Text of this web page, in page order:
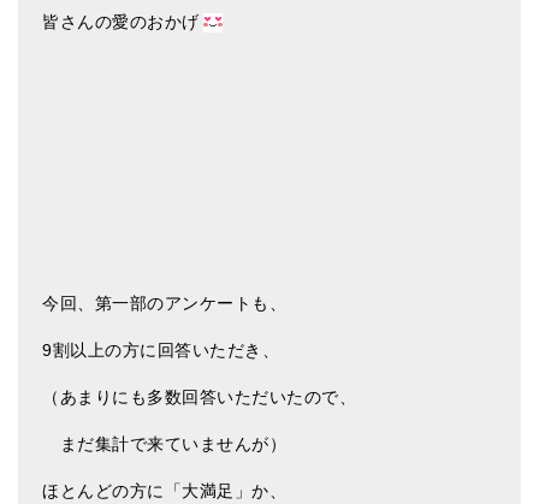
皆さんの愛のおかげ
今回、第一部のアンケートも、
9割以上の方に回答いただき、
（あまりにも多数回答いただいたので、
まだ集計で来ていませんが）
ほとんどの方に「大満足」か、